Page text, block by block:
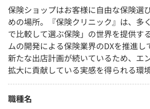
保険ショップはお客様に自由な保険選
めの場所。『保険クリニック』は、多
で比較して選ぶ保険」の世界を提供す
ムの開発による保険業界のDXを推進し
新たな出店計画が続いているため、エ
拡大に貢献している実感を得られる環境
職種名